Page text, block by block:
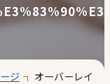
ジ オーバーレイ